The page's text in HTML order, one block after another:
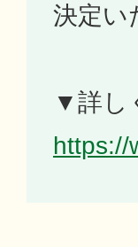
決定い
▼詳し
https://